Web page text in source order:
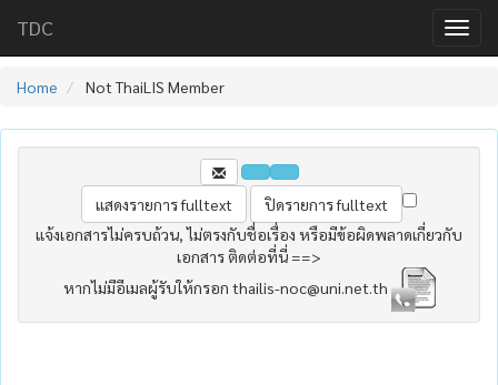
TDC
Home Not ThaiLIS Member
แจ้งเอกสารไม่ครบถ้วน, ไม่ตรงกับชื่อเรื่อง หรือมีข้อผิดพลาดเกี่ยวกับ
เอกสาร ติดต่อที่นี่ ==>
หากไม่มีอีเมลผู้รับให้กรอก thailis-noc@uni.net.th